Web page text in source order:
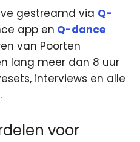
gestreamd via Q-
app en Q-dance
van Poorten
lang meer dan 8 uur
interviews en alle
voor